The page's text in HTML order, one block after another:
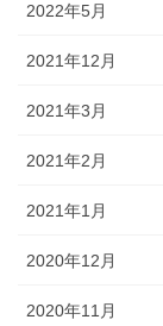
2022年5月
2021年12月
2021年3月
2021年2月
2021年1月
2020年12月
2020年11月